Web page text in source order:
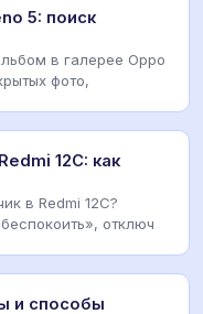
5: поиск
в галерее Oppo
фото,
12C: как
в Redmi 12C?
отключ
и способы